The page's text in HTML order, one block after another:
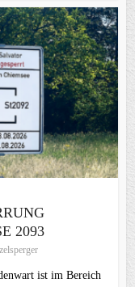
2093
ist im Bereich